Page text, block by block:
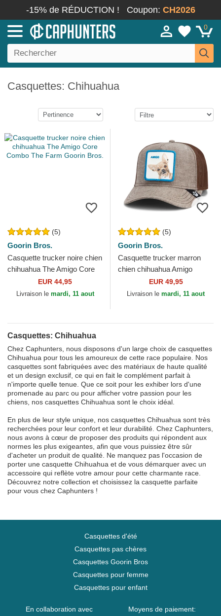
-15% de RÉDUCTION ! Coupon: CH2026
0
Casquettes: Chihuahua
(5)
Goorin Bros.
Casquette trucker noire chien
chihuahua The Amigo Core
Combo The Farm Goorin
Bros.
EUR 44,95
Livraison le mardi, 11 aout
(5)
Goorin Bros.
Casquette trucker marron
chien chihuahua Amigo
Suited Friend Business
Professional The Farm...
EUR 49,95
Livraison le mardi, 11 aout
Casquettes: Chihuahua
Chez Caphunters, nous disposons d'un large choix de casquettes
Chihuahua pour tous les amoureux de cette race populaire. Nos
casquettes sont fabriquées avec des matériaux de haute qualité
et un design exclusif, ce qui en fait le complément parfait à
n'importe quelle tenue. Que ce soit pour les exhiber lors d'une
promenade au parc ou pour afficher votre passion pour les
chiens, nos casquettes Chihuahua sont le choix idéal.
En plus de leur style unique, nos casquettes Chihuahua sont très
recherchées pour leur confort et leur durabilité. Chez Caphunters,
nous avons à cœur de proposer des produits qui répondent aux
normes les plus exigeantes, afin que vous puissiez être sûr
d'acheter un produit de qualité. Ne manquez pas l'occasion de
porter une casquette Chihuahua et de vous démarquer avec un
accessoire qui reflète votre amour pour cette charmante race.
Découvrez notre collection et choisissez la casquette parfaite
pour vous chez Caphunters !
Casquettes d'été
Casquettes pas chères
Casquettes Goorin Bros
Casquettes pour femme
Casquettes pour enfant
En collaboration avec
Moyens de paiement: